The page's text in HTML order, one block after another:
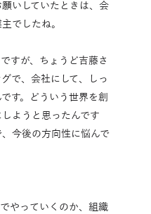
いしていたときは、会
でしたね。
すが、ちょうど吉藤さ
で、会社にして、しっ
す。どういう世界を創
ようと思ったんです
今後の方向性に悩んで
やっていくのか、組織